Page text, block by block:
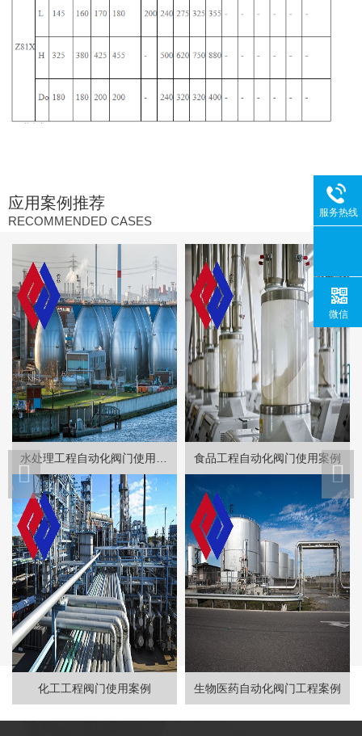
应用案例推荐
RECOMMENDED CASES
水处理工程自动化阀门使用案例 食品工程自动化阀门使用案例
化工工程阀门使用案例 生物医药自动化阀门工程案例
服务热线
微信